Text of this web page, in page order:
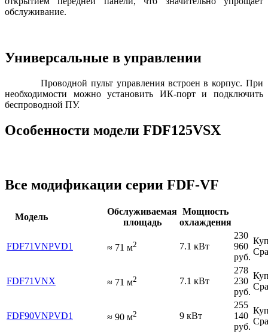
обслуживание.
Универсальные в управлении
Проводной пульт управления встроен в корпус. При
необходимости можно установить ИК-порт и подключить
беспроводной ПУ.
Особенности модели FDF125VSX
Все модификации серии FDF-VF
Модель
Обслуживаемая
площадь
Мощность
охлаждения
FDF71VNPVD1 ≈ 71 м2 7.1 кВт
230
960
руб.
FDF71VNX ≈ 71 м2 7.1 кВт
278
230
руб.
FDF90VNPVD1 ≈ 90 м2 9 кВт
255
140
руб.